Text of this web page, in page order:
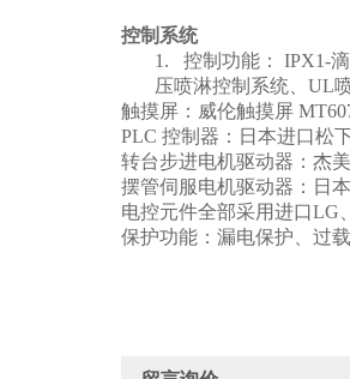
控制系统
1. 控制功能： IPX1-
压喷淋控制系统、UL
触摸屏：威伦触摸屏
PLC 控制器：日本进口松
转台步进电机驱动器：杰美
摆管伺服电机驱动器：日
电控元件全部采用进口LG
保护功能：漏电保护、过